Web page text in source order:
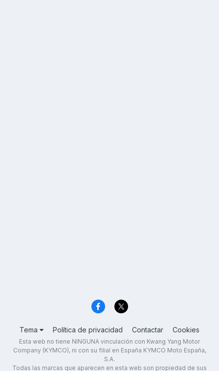
Tema Política de privacidad Contactar Cookies
Esta web no tiene NINGUNA vinculación con Kwang Yang Motor
Company (KYMCO), ni con su filial en España KYMCO Moto España,
S.A.
Todas las marcas que aparecen en esta web son propiedad de sus